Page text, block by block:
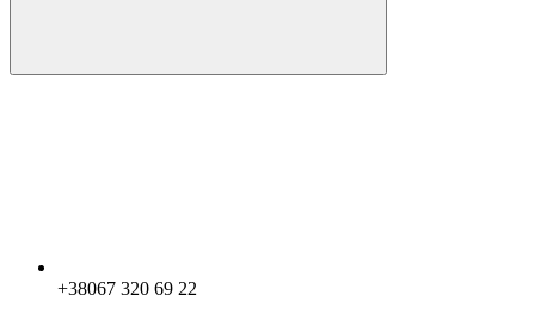
+38067 320 69 22